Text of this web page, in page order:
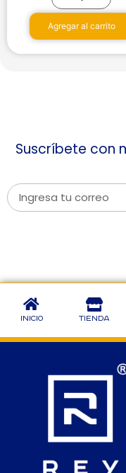
Agregar al carrito
Suscríbete con
Inicio Tienda